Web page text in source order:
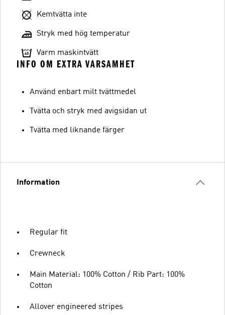
Kemtvätta inte
Stryk med hög temperatur
Varm maskintvätt
INFO OM EXTRA VARSAMHET
Använd enbart milt tvättmedel
Tvätta och stryk med avigsidan ut
Tvätta med liknande färger
Information
Regular fit
Crewneck
Main Material: 100% Cotton / Rib Part: 100%
Cotton
Allover engineered stripes